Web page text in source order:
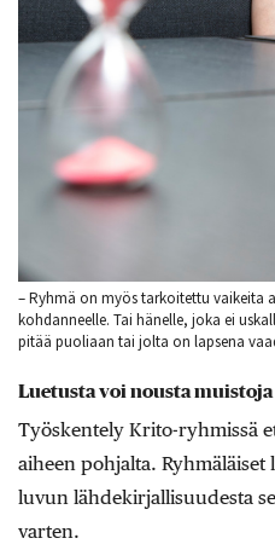
– Ryhmä on myös tarkoitettu vaikeita
kohdanneelle. Tai hänelle, joka ei
pitää puoliaan tai jolta on lapsena
Luetusta voi nousta
Työskentely Krito-ryhmissä
aiheen pohjalta.
luvun lähdekirjallisuudesta
varten.